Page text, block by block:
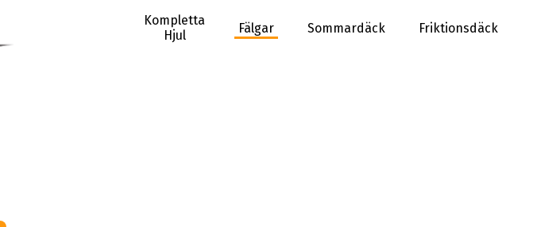
Kompletta
Hjul
Fälgar Sommardäck Friktionsdäck